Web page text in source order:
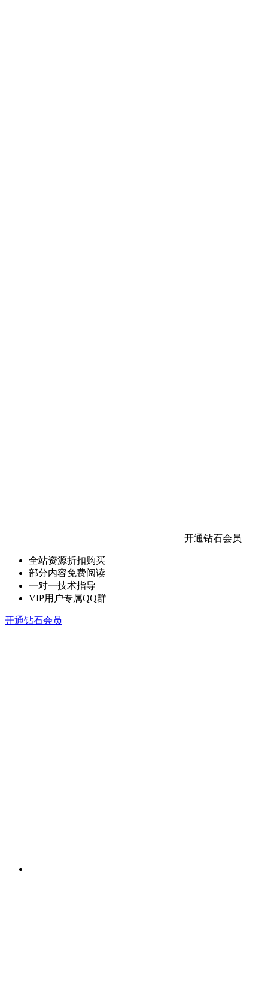
开通钻石会员
全站资源折扣购买
部分内容免费阅读
一对一技术指导
VIP用户专属QQ群
开通钻石会员